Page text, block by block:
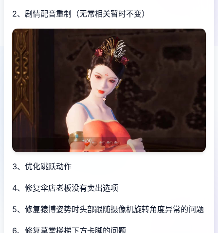
2、剧情配音重制（无常相关暂时不变）
3、优化跳跃动作
4、修复伞店老板没有卖出选项
5、修复猿博姿势时头部跟随摄像机旋转角度异常的问题
6、修复草堂楼梯下方卡脚的问题